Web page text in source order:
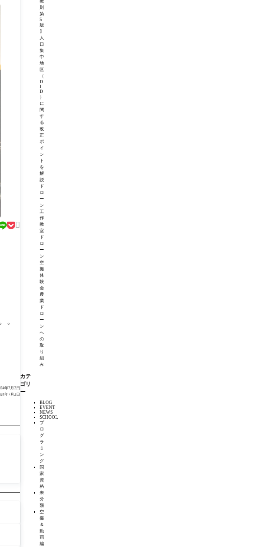

。
年7月2日
年7月2日
教
則
第
5
版
】
人
口
集
中
地
区
（
D
I
D
）
に
関
す
る
改
正
ポ
イ
ン
ト
を
解
説
ド
ロ
ー
ン
工
作
教
室
ド
ロ
ー
ン
空
撮
体
験
会
農
業
ド
ロ
ー
ン
へ
の
取
り
組
み
カテ
ゴリ
ー
BLOG
EVENT
NEWS
SCHOOL
プ
ロ
グ
ラ
ミ
ン
グ
国
家
資
格
未
分
類
空
撮
＆
動
画
編